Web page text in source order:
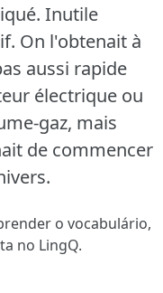
Inutile
On l'obtenait à
aussi rapide
électrique ou
gaz, mais
de commencer
o vocabulário,
no LingQ.